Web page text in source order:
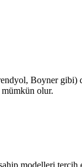
Boyner
mümkün olur.
modelleri